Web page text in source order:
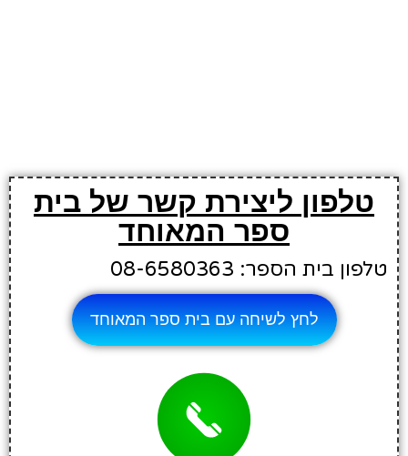
טלפון ליצירת קשר של בית
ספר המאוחד
טלפון בית הספר: 08-6580363
לחץ לשיחה עם בית ספר המאוחד